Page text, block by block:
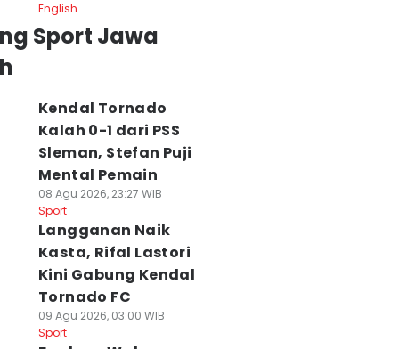
English
Sport Jawa
Kendal Tornado
Kalah 0-1 dari PSS
Sleman, Stefan Puji
Mental Pemain
08 Agu 2026, 23:27 WIB
Sport
Langganan Naik
Kasta, Rifal Lastori
Kini Gabung Kendal
Tornado FC
09 Agu 2026, 03:00 WIB
Sport